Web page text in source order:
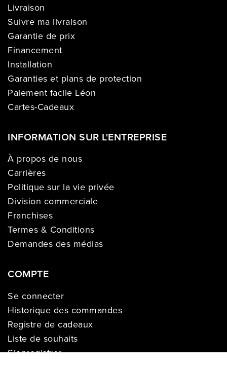
Livraison
Suivre ma livraison
Garantie de prix
Financement
Installation
Garanties et plans de protection
Paiement facile Léon
Cartes-Cadeaux
INFORMATION SUR L'ENTREPRISE
À propos de nous
Carrières
Politique sur la vie privée
Division commerciale
Franchises
Termes & Conditions
Demandes des médias
COMPTE
Se connecter
Historique des commandes
Registre de cadeaux
Liste de souhaits
S’enregistrer